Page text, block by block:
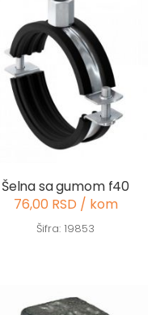
Šelna sa gumom f40
76,00 RSD / kom
Šifra: 19853